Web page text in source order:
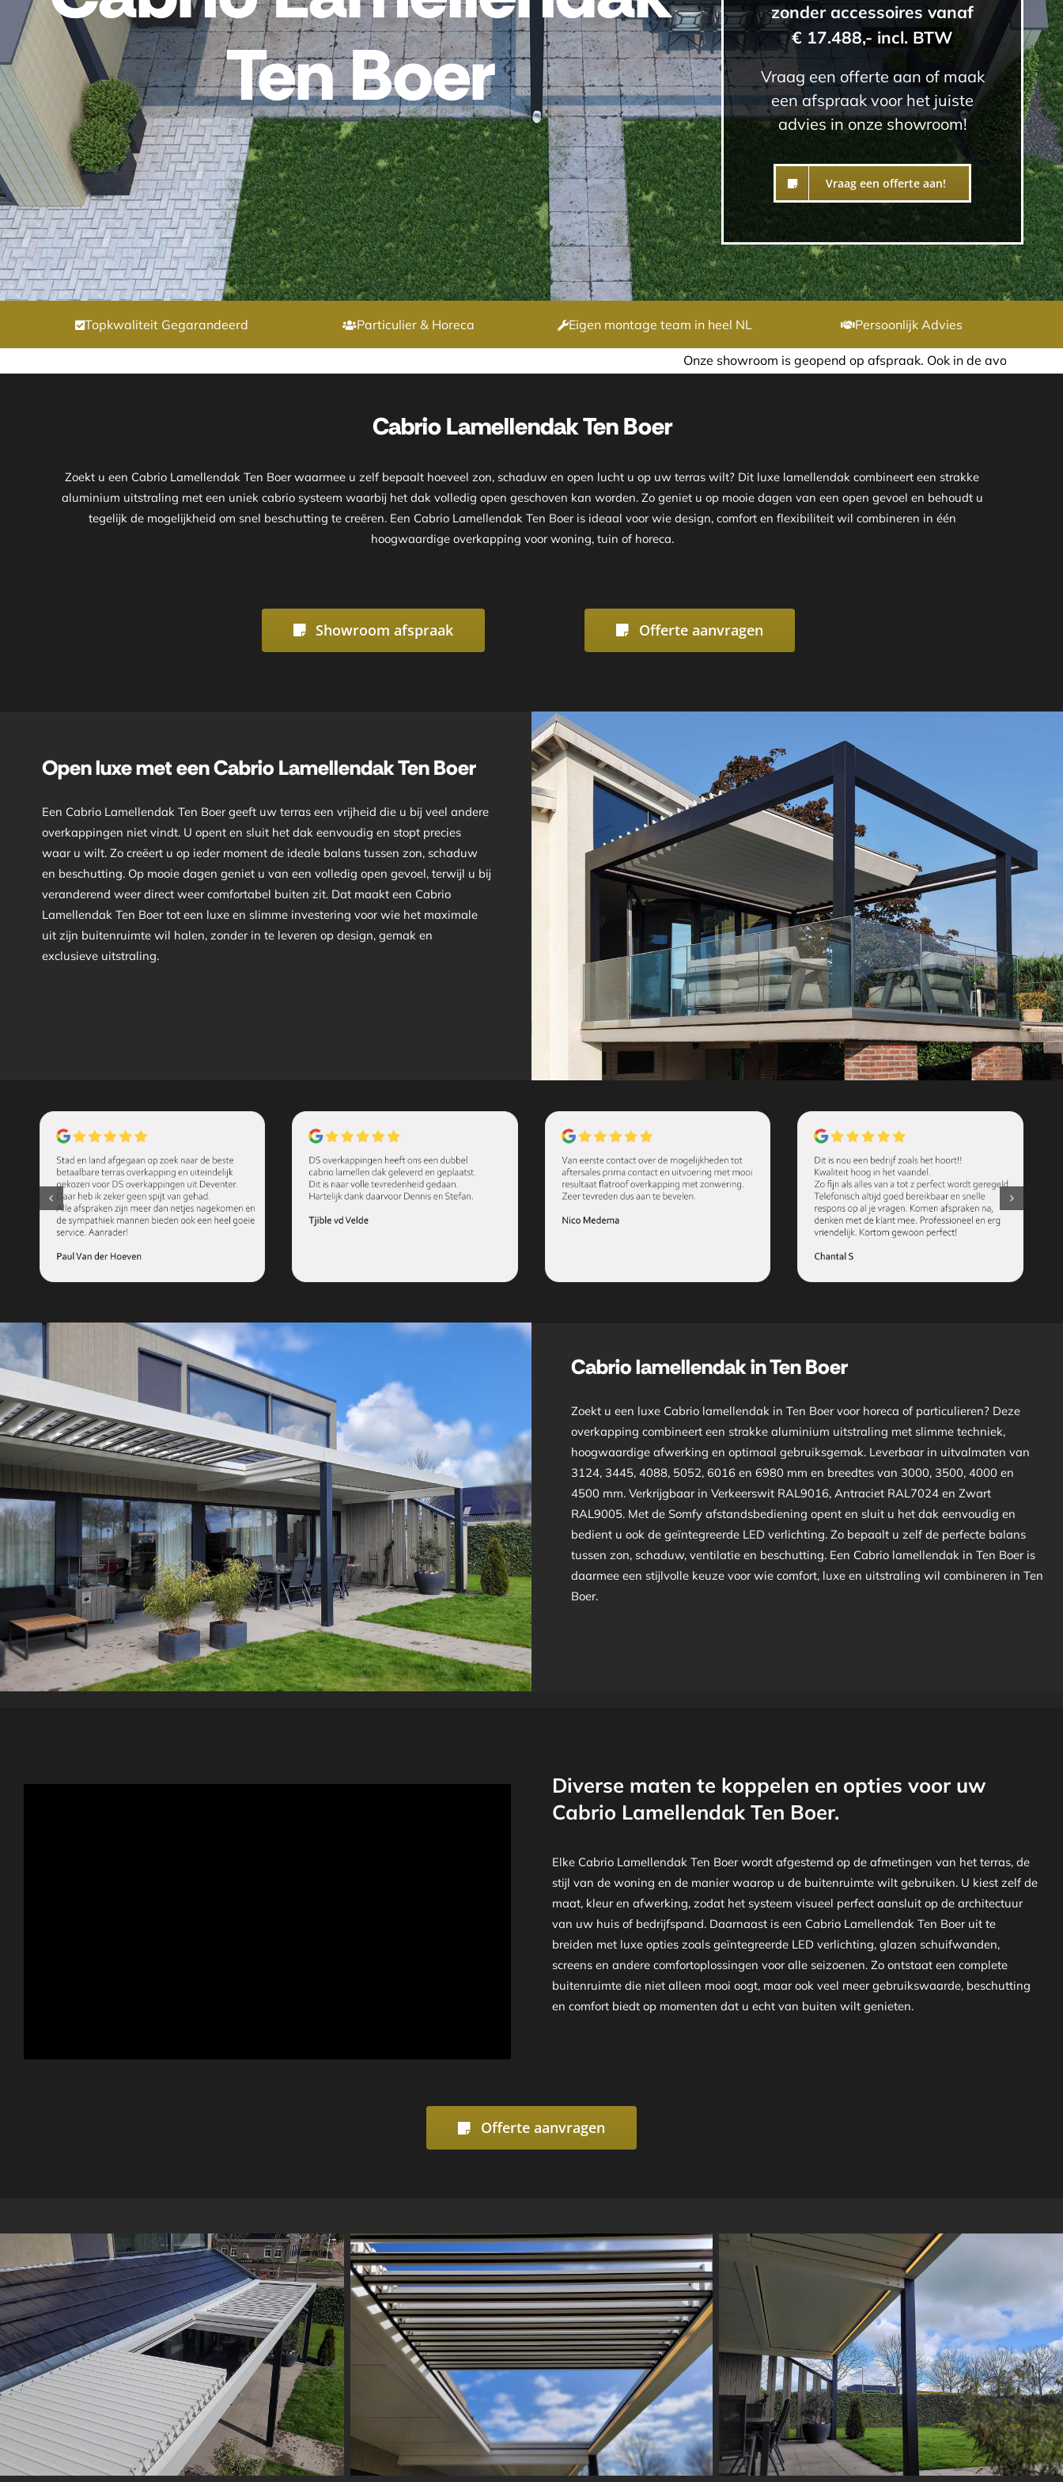
Ten Boer
zonder accessoires vanaf
€ 17.488,- incl. BTW
Vraag een offerte aan of maak
een afspraak voor het juiste
advies in onze showroom!
Vraag een offerte aan!
Topkwaliteit Gegarandeerd Particulier & Horeca Eigen montage team in heel NL Persoonlijk Advies
Onze showroom is geopend op afspraak. Ook in de avond of in het weekend nemen wij
Cabrio Lamellendak Ten Boer
Zoekt u een Cabrio Lamellendak Ten Boer waarmee u zelf bepaalt hoeveel zon, schaduw en open lucht u op uw terras wilt? Dit luxe lamellendak combineert een strakke
aluminium uitstraling met een uniek cabrio systeem waarbij het dak volledig open geschoven kan worden. Zo geniet u op mooie dagen van een open gevoel en behoudt u
tegelijk de mogelijkheid om snel beschutting te creëren. Een Cabrio Lamellendak Ten Boer is ideaal voor wie design, comfort en flexibiliteit wil combineren in één
hoogwaardige overkapping voor woning, tuin of horeca.
Showroom afspraak Offerte aanvragen
Open luxe met een Cabrio Lamellendak Ten Boer
Een Cabrio Lamellendak Ten Boer geeft uw terras een vrijheid die u bij veel andere
overkappingen niet vindt. U opent en sluit het dak eenvoudig en stopt precies
waar u wilt. Zo creëert u op ieder moment de ideale balans tussen zon, schaduw
en beschutting. Op mooie dagen geniet u van een volledig open gevoel, terwijl u bij
veranderend weer direct weer comfortabel buiten zit. Dat maakt een Cabrio
Lamellendak Ten Boer tot een luxe en slimme investering voor wie het maximale
uit zijn buitenruimte wil halen, zonder in te leveren op design, gemak en
exclusieve uitstraling.
Cabrio lamellendak in Ten Boer
Zoekt u een luxe Cabrio lamellendak in Ten Boer voor horeca of particulieren? Deze
overkapping combineert een strakke aluminium uitstraling met slimme techniek,
hoogwaardige afwerking en optimaal gebruiksgemak. Leverbaar in uitvalmaten van
3124, 3445, 4088, 5052, 6016 en 6980 mm en breedtes van 3000, 3500, 4000 en
4500 mm. Verkrijgbaar in Verkeerswit RAL9016, Antraciet RAL7024 en Zwart
RAL9005. Met de Somfy afstandsbediening opent en sluit u het dak eenvoudig en
bedient u ook de geïntegreerde LED verlichting. Zo bepaalt u zelf de perfecte balans
tussen zon, schaduw, ventilatie en beschutting. Een Cabrio lamellendak in Ten Boer is
daarmee een stijlvolle keuze voor wie comfort, luxe en uitstraling wil combineren in Ten
Boer.
Diverse maten te koppelen en opties voor uw
Cabrio Lamellendak Ten Boer.
Elke Cabrio Lamellendak Ten Boer wordt afgestemd op de afmetingen van het terras, de
stijl van de woning en de manier waarop u de buitenruimte wilt gebruiken. U kiest zelf de
maat, kleur en afwerking, zodat het systeem visueel perfect aansluit op de architectuur
van uw huis of bedrijfspand. Daarnaast is een Cabrio Lamellendak Ten Boer uit te
breiden met luxe opties zoals geïntegreerde LED verlichting, glazen schuifwanden,
screens en andere comfortoplossingen voor alle seizoenen. Zo ontstaat een complete
buitenruimte die niet alleen mooi oogt, maar ook veel meer gebruikswaarde, beschutting
en comfort biedt op momenten dat u echt van buiten wilt genieten.
Offerte aanvragen